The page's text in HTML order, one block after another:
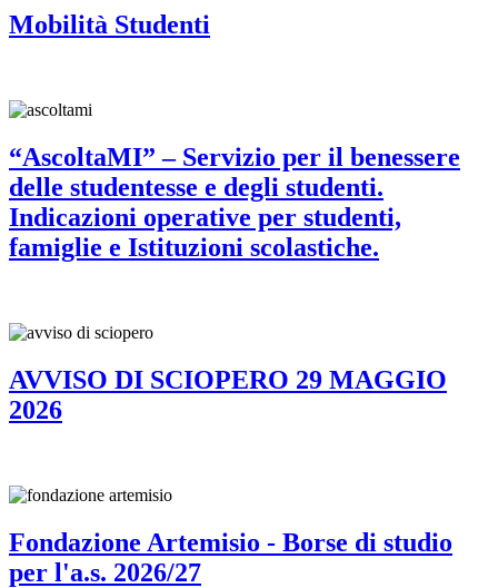
Mobilità Studenti
“AscoltaMI” – Servizio per il benessere
delle studentesse e degli studenti.
Indicazioni operative per studenti,
famiglie e Istituzioni scolastiche.
AVVISO DI SCIOPERO 29 MAGGIO
2026
Fondazione Artemisio - Borse di studio
per l'a.s. 2026/27